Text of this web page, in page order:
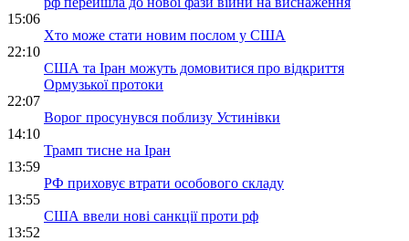
15:06
Хто може стати новим послом у США
22:10
США та Іран можуть домовитися про відкриття
Ормузької протоки
22:07
Ворог просунувся поблизу Устинівки
14:10
Трамп тисне на Іран
13:59
РФ приховує втрати особового складу
13:55
США ввели нові санкції проти рф
13:52